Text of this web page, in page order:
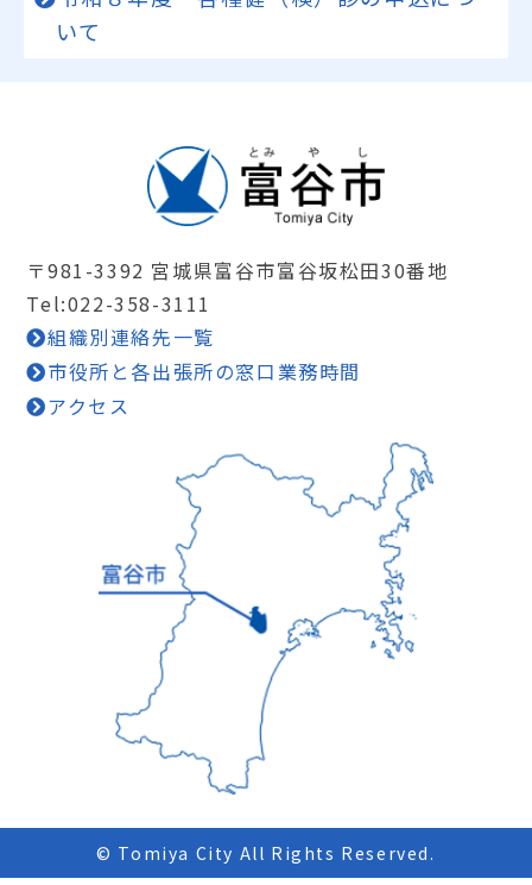
いて
〒981-3392 宮城県富谷市富谷坂松田30番地
Tel:022-358-3111
組織別連絡先一覧
市役所と各出張所の窓口業務時間
アクセス
© Tomiya City All Rights Reserved.